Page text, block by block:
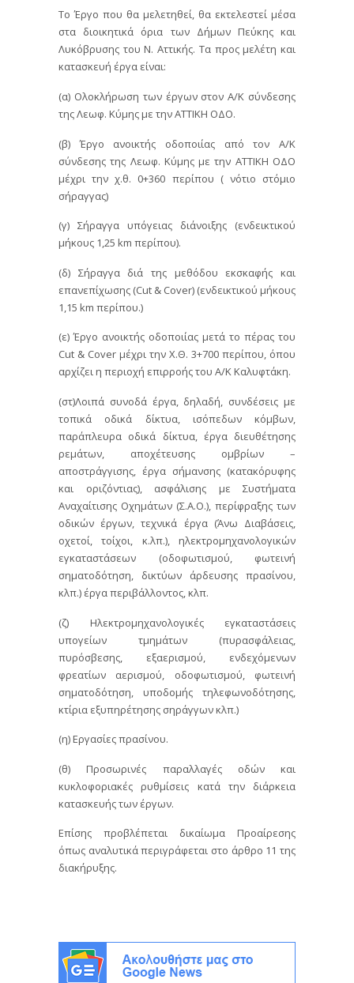
Το Έργο που θα μελετηθεί, θα εκτελεστεί μέσα
στα διοικητικά όρια των Δήμων Πεύκης και
Λυκόβρυσης του Ν. Αττικής. Τα προς μελέτη και
κατασκευή έργα είναι:
(α) Ολοκλήρωση των έργων στον Α/Κ σύνδεσης
της Λεωφ. Κύμης με την ΑΤΤΙΚΗ ΟΔΟ.
(β) Έργο ανοικτής οδοποιίας από τον Α/Κ
σύνδεσης της Λεωφ. Κύμης με την ΑΤΤΙΚΗ ΟΔΟ
μέχρι την χ.θ. 0+360 περίπου ( νότιο στόμιο
σήραγγας)
(γ) Σήραγγα υπόγειας διάνοιξης (ενδεικτικού
μήκους 1,25 km περίπου).
(δ) Σήραγγα διά της μεθόδου εκσκαφής και
επανεπίχωσης (Cut & Cover) (ενδεικτικού μήκους
1,15 km περίπου.)
(ε) Έργο ανοικτής οδοποιίας μετά το πέρας του
Cut & Cover μέχρι την Χ.Θ. 3+700 περίπου, όπου
αρχίζει η περιοχή επιρροής του Α/Κ Καλυφτάκη.
(στ)Λοιπά συνοδά έργα, δηλαδή, συνδέσεις με
τοπικά οδικά δίκτυα, ισόπεδων κόμβων,
παράπλευρα οδικά δίκτυα, έργα διευθέτησης
ρεμάτων, αποχέτευσης ομβρίων –
αποστράγγισης, έργα σήμανσης (κατακόρυφης
και οριζόντιας), ασφάλισης με Συστήματα
Αναχαίτισης Οχημάτων (Σ.Α.Ο.), περίφραξης των
οδικών έργων, τεχνικά έργα (Άνω Διαβάσεις,
οχετοί, τοίχοι, κ.λπ.), ηλεκτρομηχανολογικών
εγκαταστάσεων (οδοφωτισμού, φωτεινή
σηματοδότηση, δικτύων άρδευσης πρασίνου,
κλπ.) έργα περιβάλλοντος, κλπ.
(ζ) Ηλεκτρομηχανολογικές εγκαταστάσεις
υπογείων τμημάτων (πυρασφάλειας,
πυρόσβεσης, εξαερισμού, ενδεχόμενων
φρεατίων αερισμού, οδοφωτισμού, φωτεινή
σηματοδότηση, υποδομής τηλεφωνοδότησης,
κτίρια εξυπηρέτησης σηράγγων κλπ.)
(η) Εργασίες πρασίνου.
(θ) Προσωρινές παραλλαγές οδών και
κυκλοφοριακές ρυθμίσεις κατά την διάρκεια
κατασκευής των έργων.
Επίσης προβλέπεται δικαίωμα Προαίρεσης
όπως αναλυτικά περιγράφεται στο άρθρο 11 της
διακήρυξης.